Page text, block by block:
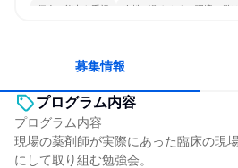
個人の能力を重視 女性が働きやすい環境で働け
募集情報
プログラム内容
プログラム内容
現場の薬剤師が実際にあった臨床の現
にして取り組む勉強会。